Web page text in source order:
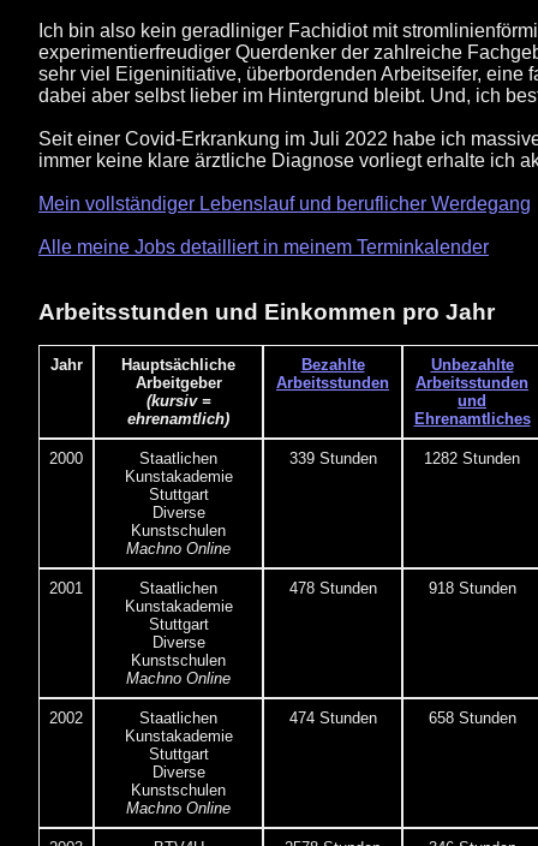
Ich bin also kein geradliniger Fachidiot mit
experimentierfreudiger Querdenker der zahlreiche
sehr viel Eigeninitiative, überbordenden Arbeitseifer, eine
dabei aber selbst lieber im Hintergrund bleibt. Und, ich
Seit einer Covid-Erkrankung im Juli 2022 habe ich
immer keine klare ärztliche Diagnose vorliegt erhalte ich
Mein vollständiger Lebenslauf und beruflicher Werdegang
Alle meine Jobs detailliert in meinem Terminkalender
Arbeitsstunden und Einkommen pro Jahr
Jahr
Hauptsächliche
Arbeitgeber
(kursiv =
ehrenamtlich)
Bezahlte
Arbeitsstunden
Unbezahlte
Arbeitsstunden
und
Ehrenamtliches
2000
Staatlichen
Kunstakademie
Stuttgart
Diverse
Kunstschulen
Machno Online
339 Stunden 1282 Stunden
2001
Staatlichen
Kunstakademie
Stuttgart
Diverse
Kunstschulen
Machno Online
478 Stunden 918 Stunden
2002
Staatlichen
Kunstakademie
Stuttgart
Diverse
Kunstschulen
Machno Online
474 Stunden 658 Stunden